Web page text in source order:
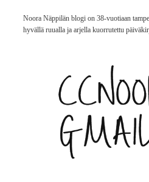
Noora Näppilän blogi on 38-vuotiaan
hyvällä ruualla ja arjella kuorrutettu